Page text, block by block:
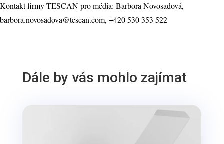
Kontakt firmy TESCAN pro média: Barbora Novosadová,
barbora.novosadova@tescan.com, +420 530 353 522
Dále by vás mohlo zajímat